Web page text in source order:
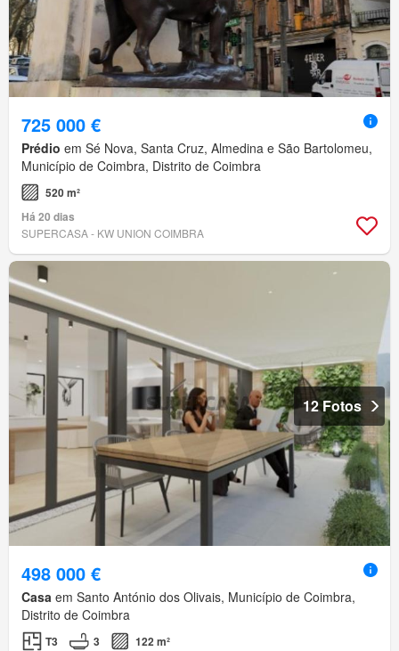
725 000 €
Prédio em Sé Nova, Santa Cruz, Almedina e São Bartolomeu,
Município de Coimbra, Distrito de Coimbra
520 m²
Há 20 dias
SUPERCASA - KW UNION COIMBRA
12 Fotos
498 000 €
Casa em Santo António dos Olivais, Município de Coimbra,
Distrito de Coimbra
T3 3 122 m²